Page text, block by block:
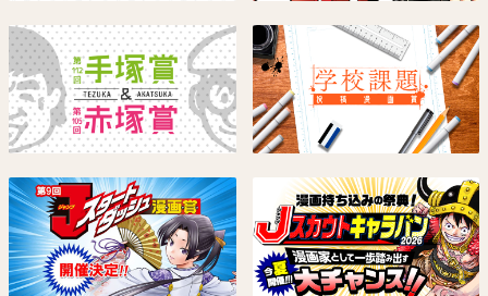
悪祓士のキヨシくん
臼井彰一
カグラバチ
外薗 健